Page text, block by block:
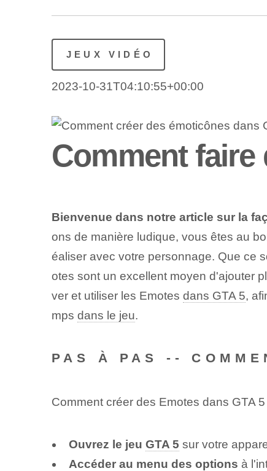
JEUX VIDÉO
2023-10-31T04:10:55+00:00
Comment faire
Bienvenue dans notre article sur la
ons de manière ludique, vous êtes au
éaliser avec votre personnage. Que ce
otes sont un excellent moyen d'ajouter
ver et utiliser les Emotes dans GTA 5,
mps dans le jeu.
PAS À PAS --
Comment créer des Emotes dans GTA 5
Ouvrez le jeu GTA 5 sur votre
Accéder au menu des options à